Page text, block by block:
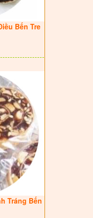
Bến Tre
Tráng Bến